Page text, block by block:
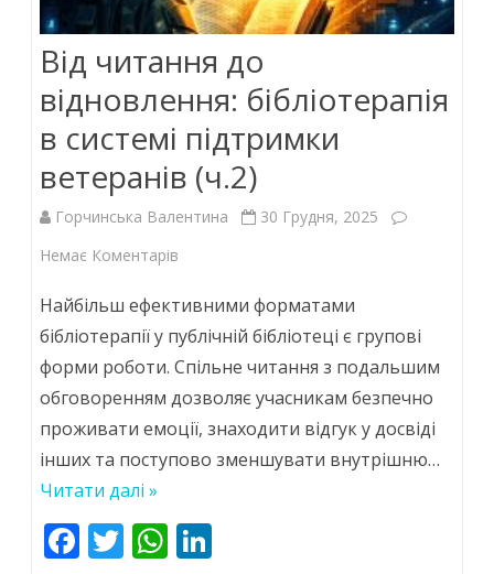
Від читання до
відновлення: бібліотерапія
в системі підтримки
ветеранів (ч.2)
Горчинська Валентина
30 Грудня, 2025
Немає Коментарів
читання
до
відновлення:
системі
підтримки
Найбільш ефективними форматами
бібліотерапії у публічній бібліотеці є групові
форми роботи. Спільне читання з подальшим
обговоренням дозволяє учасникам безпечно
проживати емоції, знаходити відгук у досвіді
інших та поступово зменшувати внутрішню…
Читати далі »
F T W